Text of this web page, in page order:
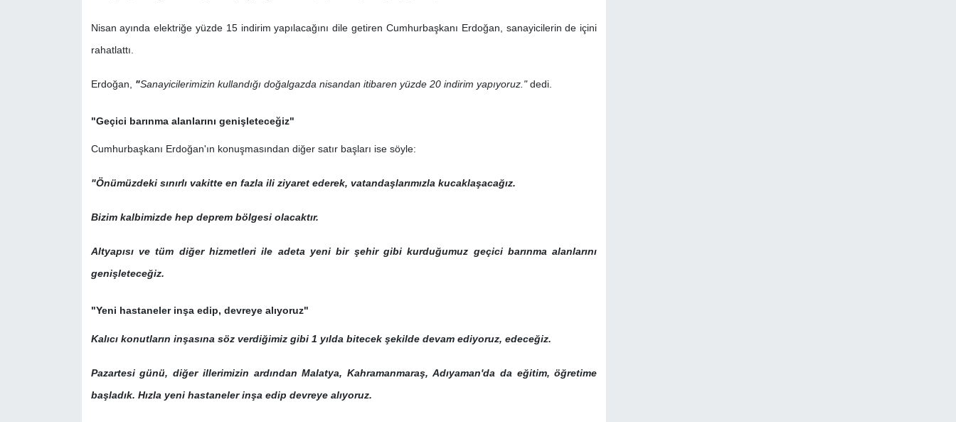
Nisan ayında elektriğe yüzde 15 indirim yapılacağını dile getiren Cumhurbaşkanı Erdoğan, sanayicilerin de içini
rahatlattı.
Erdoğan, "Sanayicilerimizin kullandığı doğalgazda nisandan itibaren yüzde 20 indirim yapıyoruz."dedi.
"Geçici barınma alanlarını genişleteceğiz"
Cumhurbaşkanı Erdoğan'ın konuşmasından diğer satır başları ise söyle:
"Önümüzdeki sınırlı vakitte en fazla ili ziyaret ederek, vatandaşlarımızla kucaklaşacağız.
Bizim kalbimizde hep deprem bölgesi olacaktır.
Altyapısı ve tüm diğer hizmetleri ile adeta yeni bir şehir gibi kurduğumuz geçici barınma alanlarını
genişleteceğiz.
"Yeni hastaneler inşa edip, devreye alıyoruz"
Kalıcı konutların inşasına söz verdiğimiz gibi 1 yılda bitecek şekilde devam ediyoruz, edeceğiz.
Pazartesi günü, diğer illerimizin ardından Malatya, Kahramanmaraş, Adıyaman'da da eğitim, öğretime
başladık. Hızla yeni hastaneler inşa edip devreye alıyoruz.